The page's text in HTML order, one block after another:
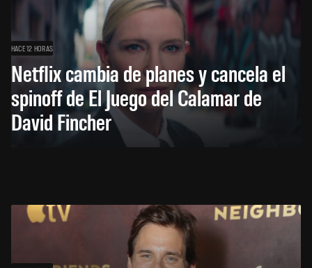
HACE 12 HORAS
Netflix cambia de planes y cancela el
spinoff de El Juego del Calamar de
David Fincher